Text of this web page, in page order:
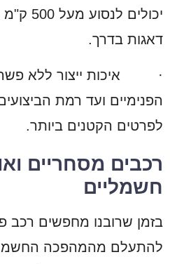
יכולים
דאגות בדרך.
·
איכות ייצור ללא
הפנימיים ועד רמת
לפרטים הקטנים ביותר.
רכבים מסחריים
חשמליים
בזמן שרובנו מחפשים רכב
להתעלם מהמהפכה